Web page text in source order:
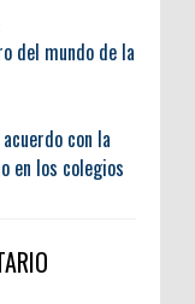
del mundo de la
con la
en los colegios